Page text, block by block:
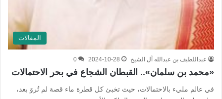
المقالات
عبداللطيف بن عبدالله آل الشيخ 2024-10-28
0
«محمد بن سلمان».. القبطان الشجاع في بحر الاحتمالات
في عالم مليء بالاحتمالات، حيث تخبئ كل قطرة ماء قصة لم تُروَ بعد،